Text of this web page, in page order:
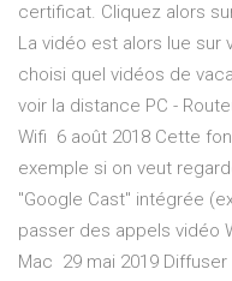
certificat. Cliquez alors
La vidéo est alors lue sur
choisi quel vidéos de
voir la distance PC -
Wifi 6 août 2018 Cette
exemple si on veut
"Google Cast" intégrée
passer des appels vidéo
Mac 29 mai 2019